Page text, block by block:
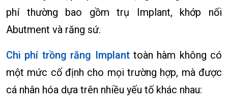
phí thường bao gồm trụ Implant, khớp nối
Abutment và răng sứ.
Chi phí trồng răng Implanttoàn hàm không có
một mức cố định cho mọi trường hợp, mà được
cá nhân hóa dựa trên nhiều yếu tố khác nhau: